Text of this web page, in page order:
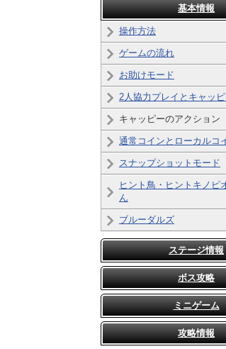
基本情報
操作方法
ゲームの流れ
お助けモード
2人協力プレイとキャッ
キャッピーのアクション
通常コインとローカルコ
スナップショットモード
ヒント鳥・ヒントキノピ
ん
ブルーダルズ
ステージ情報
ボス攻略
ミニゲーム
攻略情報